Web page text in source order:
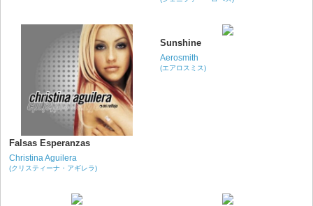
Falsas Esperanzas
Christina Aguilera
(クリスティーナ・アギレラ)
Sunshine
Aerosmith
(エアロスミス)